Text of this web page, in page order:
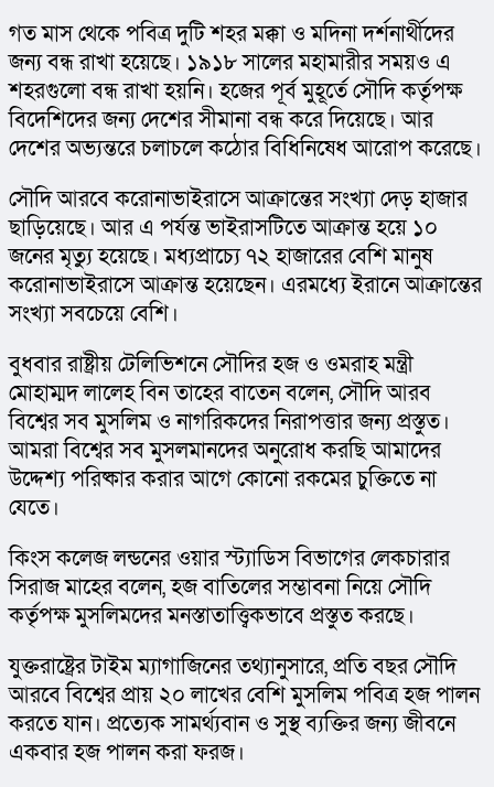
গত মাস থেকে পবিত্র দুটি শহর মক্কা ও মদিনা দর্শনার্থীদের
জন্য বন্ধ রাখা হয়েছে। ১৯১৮ সালের মহামারীর সময়ও এ
শহরগুলো বন্ধ রাখা হয়নি। হজের পূর্ব মুহূর্তে সৌদি কর্তৃপক্ষ
বিদেশিদের জন্য দেশের সীমানা বন্ধ করে দিয়েছে। আর
দেশের অভ্যন্তরে চলাচলে কঠোর বিধিনিষেধ আরোপ করেছে।
সৌদি আরবে করোনাভাইরাসে আক্রান্তের সংখ্যা দেড় হাজার
ছাড়িয়েছে। আর এ পর্যন্ত ভাইরাসটিতে আক্রান্ত হয়ে ১০
জনের মৃত্যু হয়েছে। মধ্যপ্রাচ্যে ৭২ হাজারের বেশি মানুষ
করোনাভাইরাসে আক্রান্ত হয়েছেন। এরমধ্যে ইরানে আক্রান্তের
সংখ্যা সবচেয়ে বেশি।
বুধবার রাষ্ট্রীয় টেলিভিশনে সৌদির হজ ও ওমরাহ মন্ত্রী
মোহাম্মদ লালেহ বিন তাহের বাতেন বলেন, সৌদি আরব
বিশ্বের সব মুসলিম ও নাগরিকদের নিরাপত্তার জন্য প্রস্তুত।
আমরা বিশ্বের সব মুসলমানদের অনুরোধ করছি আমাদের
উদ্দেশ্য পরিষ্কার করার আগে কোনো রকমের চুক্তিতে না
যেতে।
কিংস কলেজ লন্ডনের ওয়ার স্ট্যাডিস বিভাগের লেকচারার
সিরাজ মাহের বলেন, হজ বাতিলের সম্ভাবনা নিয়ে সৌদি
কর্তৃপক্ষ মুসলিমদের মনস্তাতাত্ত্বিকভাবে প্রস্তুত করছে।
যুক্তরাষ্ট্রের টাইম ম্যাগাজিনের তথ্যানুসারে, প্রতি বছর সৌদি
আরবে বিশ্বের প্রায় ২০ লাখের বেশি মুসলিম পবিত্র হজ পালন
করতে যান। প্রত্যেক সামর্থ্যবান ও সুস্থ ব্যক্তির জন্য জীবনে
একবার হজ পালন করা ফরজ।